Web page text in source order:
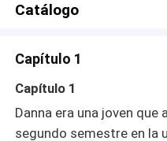
Catálogo
Capítulo 1
Capítulo 1
Danna era una joven que
segundo semestre en la